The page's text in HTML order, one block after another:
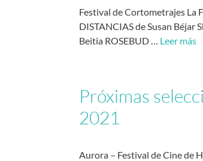
Festival de Cortometrajes La
DISTANCIAS de Susan Béjar
Beitia ROSEBUD … Leer más
Próximas
2021
Aurora – Festival de Cine de